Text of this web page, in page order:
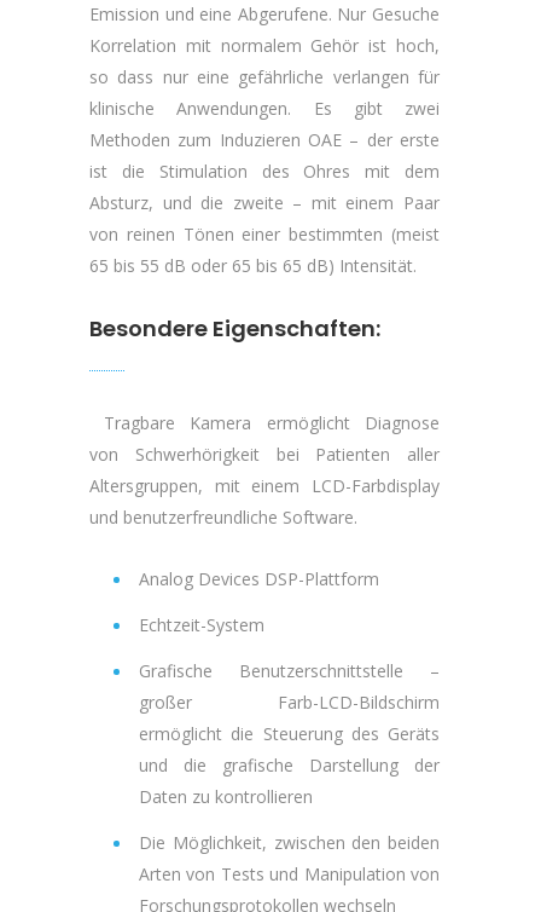
Emission und eine Abgerufene. Nur Gesuche
Korrelation mit normalem Gehör ist hoch,
so dass nur eine gefährliche verlangen für
klinische Anwendungen. Es gibt zwei
Methoden zum Induzieren OAE – der erste
ist die Stimulation des Ohres mit dem
Absturz, und die zweite – mit einem Paar
von reinen Tönen einer bestimmten (meist
65 bis 55 dB oder 65 bis 65 dB) Intensität.
Besondere Eigenschaften:
Tragbare Kamera ermöglicht Diagnose
von Schwerhörigkeit bei Patienten aller
Altersgruppen, mit einem LCD-Farbdisplay
und benutzerfreundliche Software.
Analog Devices DSP-Plattform
Echtzeit-System
Grafische Benutzerschnittstelle –
großer Farb-LCD-Bildschirm
ermöglicht die Steuerung des Geräts
und die grafische Darstellung der
Daten zu kontrollieren
Die Möglichkeit, zwischen den beiden
Arten von Tests und Manipulation von
Forschungsprotokollen wechseln